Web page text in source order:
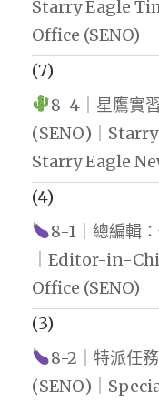
Starry Eagle
Office (SENO)
(7)
8-4｜星鷹實
(SENO)｜
Starry Eagle
(4)
8-1｜總編輯
｜Editor-in-
Office (SENO)
(3)
8-2｜特派任
(SENO)｜